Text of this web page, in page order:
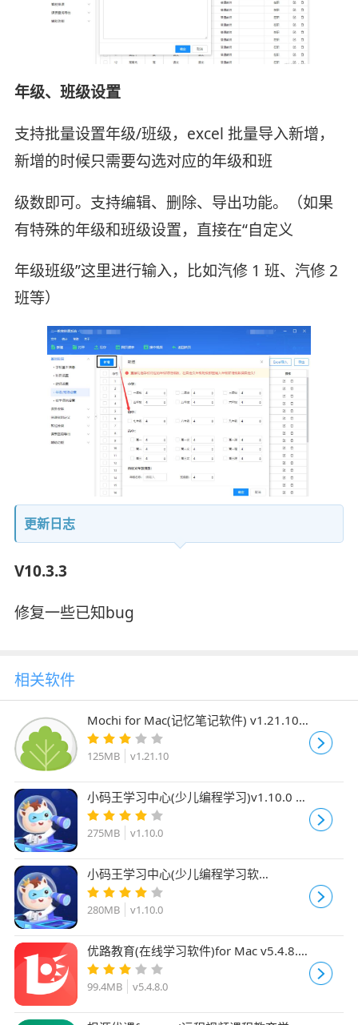
年级、班级设置
支持批量设置年级/班级，excel 批量导入新增，
新增的时候只需要勾选对应的年级和班
级数即可。支持编辑、删除、导出功能。（如果
有特殊的年级和班级设置，直接在“自定义
年级班级”这里进行输入，比如汽修 1 班、汽修 2
班等）
更新日志
V10.3.3
修复一些已知bug
相关软件
Mochi for Mac(记忆笔记软件) v1.21.10
苹果电脑M芯片版
125MB v1.21.10
小码王学习中心(少儿编程学习)v1.10.0 苹
果电脑版 Apple芯片版
275MB v1.10.0
小码王学习中心(少儿编程学习软
280MB v1.10.0
优路教育(在线学习软件)for Mac v5.4.8.0
苹果电脑版
99.4MB v5.4.8.0